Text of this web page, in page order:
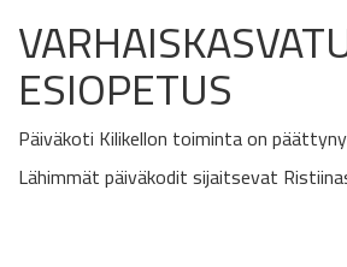
ESIOPETUS
Päiväkoti Kilikellon toiminta on
Lähimmät päiväkodit sijaitsevat